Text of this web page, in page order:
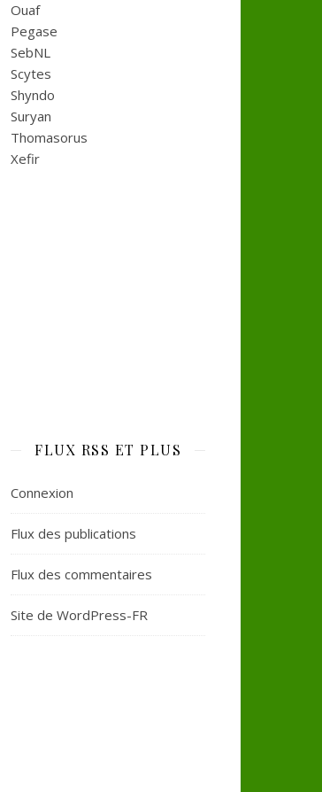
Ouaf
Pegase
SebNL
Scytes
Shyndo
Suryan
Thomasorus
Xefir
FLUX RSS ET PLUS
Connexion
Flux des publications
Flux des commentaires
Site de WordPress-FR